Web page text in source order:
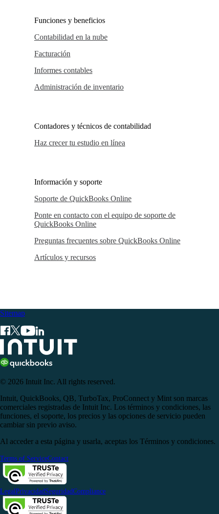
Funciones y beneficios
Contabilidad en la nube
Facturación
Informes contables
Administración de inventario
Contadores y técnicos de contabilidad
Haz crecer tu estudio en línea
Información y soporte
Soporte de QuickBooks Online
Ponte en contacto con el equipo de soporte de
QuickBooks Online
Preguntas frecuentes sobre QuickBooks Online
Artículos y recursos
Sitemap
© 2026 Intuit Inc. All rights reserved.
Intuit, QuickBooks, QB, TurboTax, ProConnect y Mint son marcas
comerciales registradas de Intuit Inc. Los términos y condiciones, las
funciones, el soporte, los precios y las opciones de servicio pueden
cambiar sin previo aviso.
Al acceder a esta página y usarla, aceptas los Términos y condiciones.
Terms of ServiceContact
LegalPrivacidad SeguridadCompliance